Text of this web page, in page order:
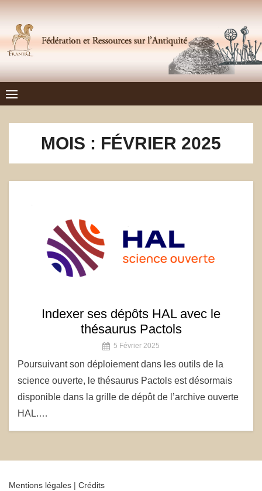
content
Frantiq
FÉDÉRATION ET RESSOURCES SUR L'ANTIQUITÉ
MOIS : FÉVRIER 2025
Indexer ses dépôts HAL avec le
thésaurus Pactols
5 Février 2025
Poursuivant son déploiement dans les outils de la
science ouverte, le thésaurus Pactols est désormais
disponible dans la grille de dépôt de l’archive ouverte
HAL.…
Mentions légales | Crédits